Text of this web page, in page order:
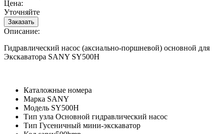
Цена:
Уточняйте
Описание:
Гидравлический насос (аксиально-поршневой) основной для
Экскаватора SANY SY500H
Каталожные номера
Марка SANY
Модель SY500H
Тип узла Основной гидравлический насос
Тип Гусеничный мини-экскаватор